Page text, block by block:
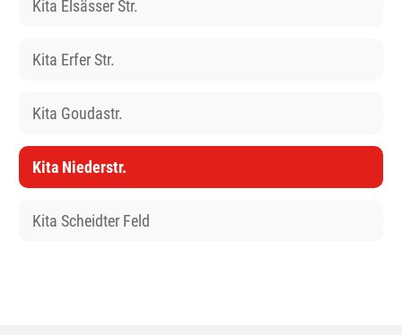
Kita Elsässer Str.
Kita Erfer Str.
Kita Goudastr.
Kita Niederstr.
Kita Scheidter Feld